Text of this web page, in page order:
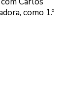
como 1.º